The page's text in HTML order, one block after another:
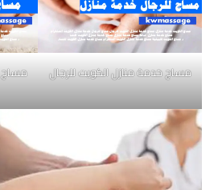
مساج خدمة منازل الكويت للرجال
مساج